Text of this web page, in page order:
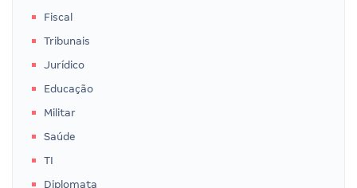
Fiscal
Tribunais
Jurídico
Educação
Militar
Saúde
TI
Diplomata